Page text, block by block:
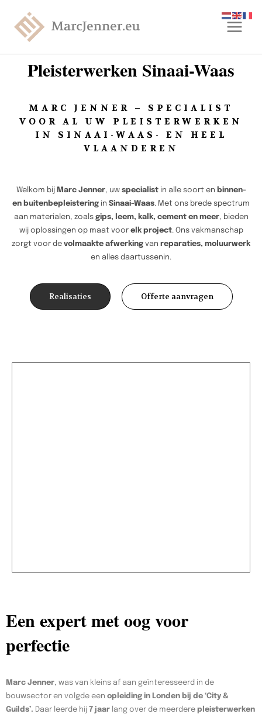
Pleisterwerken Sinaai-Waas
MARC JENNER – SPECIALIST
VOOR AL UW PLEISTERWERKEN
IN SINAAI-WAAS- EN HEEL
VLAANDEREN
Welkom bij Marc Jenner, uw specialistin alle soort en binnen-
en buitenbepleistering in Sinaai-Waas. Met ons brede spectrum
aan materialen, zoals gips, leem, kalk, cement en meer, bieden
wij oplossingen op maat voor elk project. Ons vakmanschap
zorgt voor de volmaakte afwerking van reparaties, moluurwerk
en alles daartussenin.
Realisaties Offerte aanvragen
Een expert met oog voor
perfectie
Marc Jenner, was van kleins af aan geïnteresseerd in de
bouwsector en volgde een opleiding in Londen bij de ‘City &
Guilds’. Daar leerde hij 7 jaar lang over de meerdere pleisterwerken